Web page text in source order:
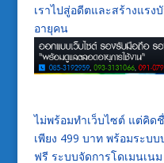
เราไปสู่อดีตและสร้างแรง
อายุคน
ไม่พร้อมทำเว็บไซต์ แต่คิด
เพียง 499 บาท พร้อมระบ
ฟรี ระบบจัดการโดเมนเน